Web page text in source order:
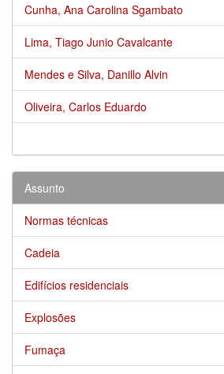
Cunha, Ana Carolina Sgambato
Lima, Tiago Junio Cavalcante
Mendes e Silva, Danillo Alvin
Oliveira, Carlos Eduardo
Assunto
Normas técnicas
Cadeia
Edifícios residenciais
Explosões
Fumaça